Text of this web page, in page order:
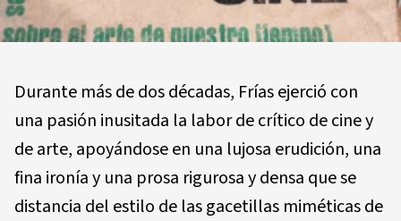
Durante más de dos décadas, Frías ejerció con
una pasión inusitada la labor de crítico de cine y
de arte, apoyándose en una lujosa erudición, una
fina ironía y una prosa rigurosa y densa que se
distancia del estilo de las gacetillas miméticas de